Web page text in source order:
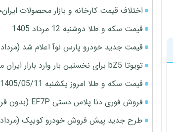
اختلاف قیمت کارخانه و بازار محصولات
قیمت سکه و طلا دوشنبه 12 مرداد 1405
قیمت جدید خودرو پارس نوآ اعلام شد (مرداد 1405)
تویوتا bZ5 برای نخستین بار وارد بازار ایران می‌شود
قیمت سکه و طلا امروز یکشنبه 1405/05/11
فروش فوری دنا پلاس دستی EF7P (بدون قرعه کشی)
طرح جدید پیش فروش خودرو کوییک (مرداد 1405)